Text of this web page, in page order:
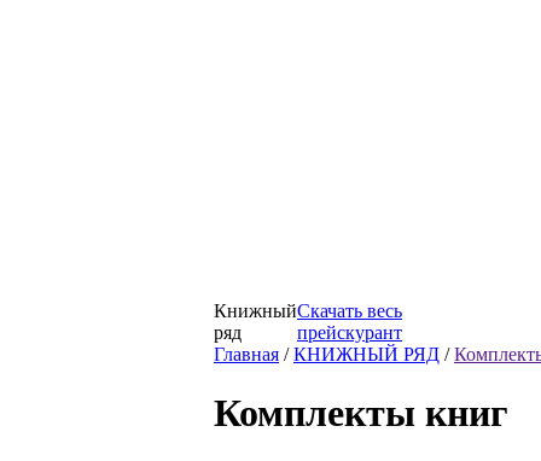
Книжный
ряд
Скачать весь
прейскурант
Главная /КНИЖНЫЙ РЯД /
Комплекты книг